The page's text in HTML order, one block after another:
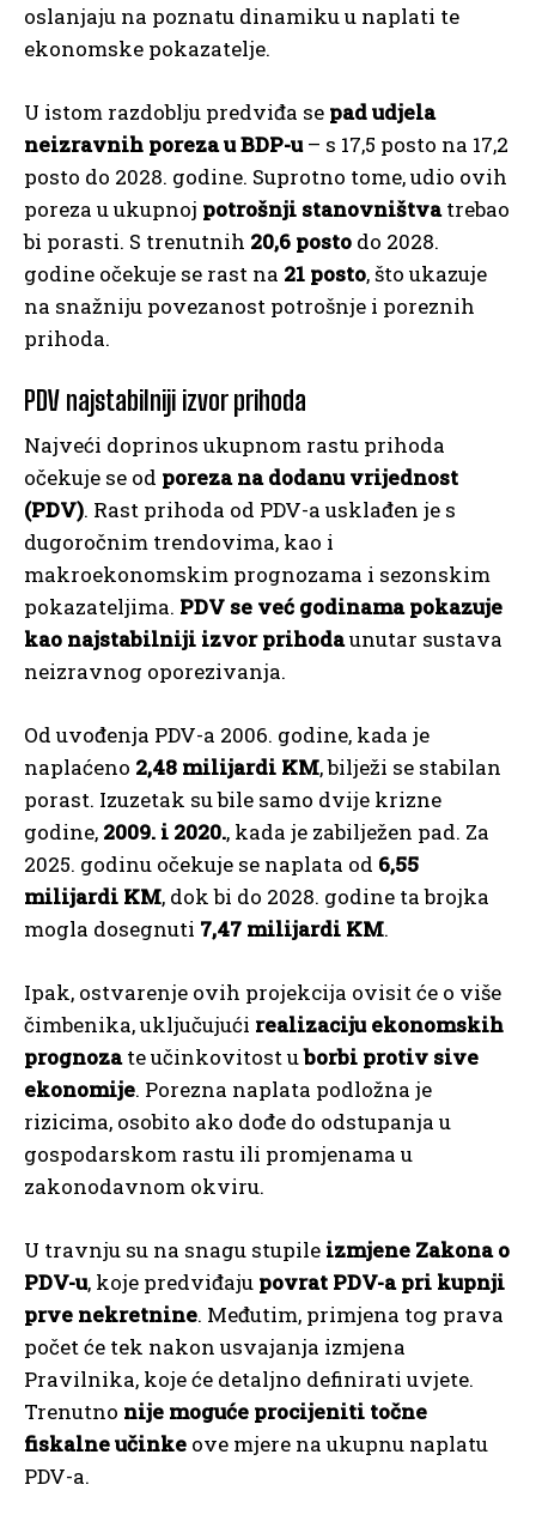
oslanjaju na poznatu dinamiku u naplati te
ekonomske pokazatelje.
U istom razdoblju predviđa se pad udjela
neizravnih poreza u BDP-u– s 17,5 posto na 17,2
posto do 2028. godine. Suprotno tome, udio ovih
poreza u ukupnoj potrošnji stanovništvatrebao
bi porasti. S trenutnih 20,6 posto do 2028.
godine očekuje se rast na 21 posto, što ukazuje
na snažniju povezanost potrošnje i poreznih
prihoda.
PDV najstabilniji izvor prihoda
Najveći doprinos ukupnom rastu prihoda
očekuje se od poreza na dodanu vrijednost
(PDV). Rast prihoda od PDV-a usklađen je s
dugoročnim trendovima, kao i
makroekonomskim prognozama i sezonskim
pokazateljima. PDV se već godinama pokazuje
kao najstabilniji izvor prihodaunutar sustava
neizravnog oporezivanja.
Od uvođenja PDV-a 2006. godine, kada je
naplaćeno 2,48 milijardi KM, bilježi se stabilan
porast. Izuzetak su bile samo dvije krizne
godine, 2009. i 2020., kada je zabilježen pad. Za
2025. godinu očekuje se naplata od 6,55
milijardi KM, dok bi do 2028. godine ta brojka
mogla dosegnuti 7,47 milijardi KM.
Ipak, ostvarenje ovih projekcija ovisit će o više
čimbenika, uključujući realizaciju ekonomskih
prognozate učinkovitost uborbi protiv sive
ekonomije. Porezna naplata podložna je
rizicima, osobito ako dođe do odstupanja u
gospodarskom rastu ili promjenama u
zakonodavnom okviru.
U travnju su na snagu stupile izmjene Zakona o
PDV-u, koje predviđaju povrat PDV-a pri kupnji
prve nekretnine. Međutim, primjena tog prava
počet će tek nakon usvajanja izmjena
Pravilnika, koje će detaljno definirati uvjete.
Trenutno nije moguće procijeniti točne
fiskalne učinke ove mjere na ukupnu naplatu
PDV-a.